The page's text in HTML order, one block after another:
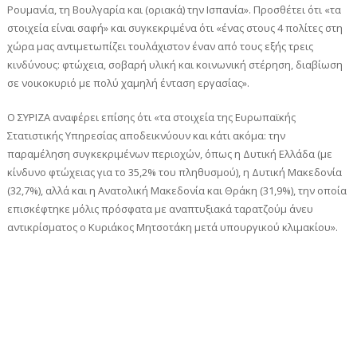
Ρουμανία, τη Βουλγαρία και (οριακά) την Ισπανία». Προσθέτει ότι «τα
στοιχεία είναι σαφή» και συγκεκριμένα ότι «ένας στους 4 πολίτες στη
χώρα μας αντιμετωπίζει τουλάχιστον έναν από τους εξής τρεις
κινδύνους: φτώχεια, σοβαρή υλική και κοινωνική στέρηση, διαβίωση
σε νοικοκυριό με πολύ χαμηλή ένταση εργασίας».
Ο ΣΥΡΙΖΑ αναφέρει επίσης ότι «τα στοιχεία της Ευρωπαϊκής
Στατιστικής Υπηρεσίας αποδεικνύουν και κάτι ακόμα: την
παραμέληση συγκεκριμένων περιοχών, όπως η Δυτική Ελλάδα (με
κίνδυνο φτώχειας για το 35,2% του πληθυσμού), η Δυτική Μακεδονία
(32,7%), αλλά και η Ανατολική Μακεδονία και Θράκη (31,9%), την οποία
επισκέφτηκε μόλις πρόσφατα με αναπτυξιακά ταρατζούμ άνευ
αντικρίσματος ο Κυριάκος Μητσοτάκη μετά υπουργικού κλιμακίου».